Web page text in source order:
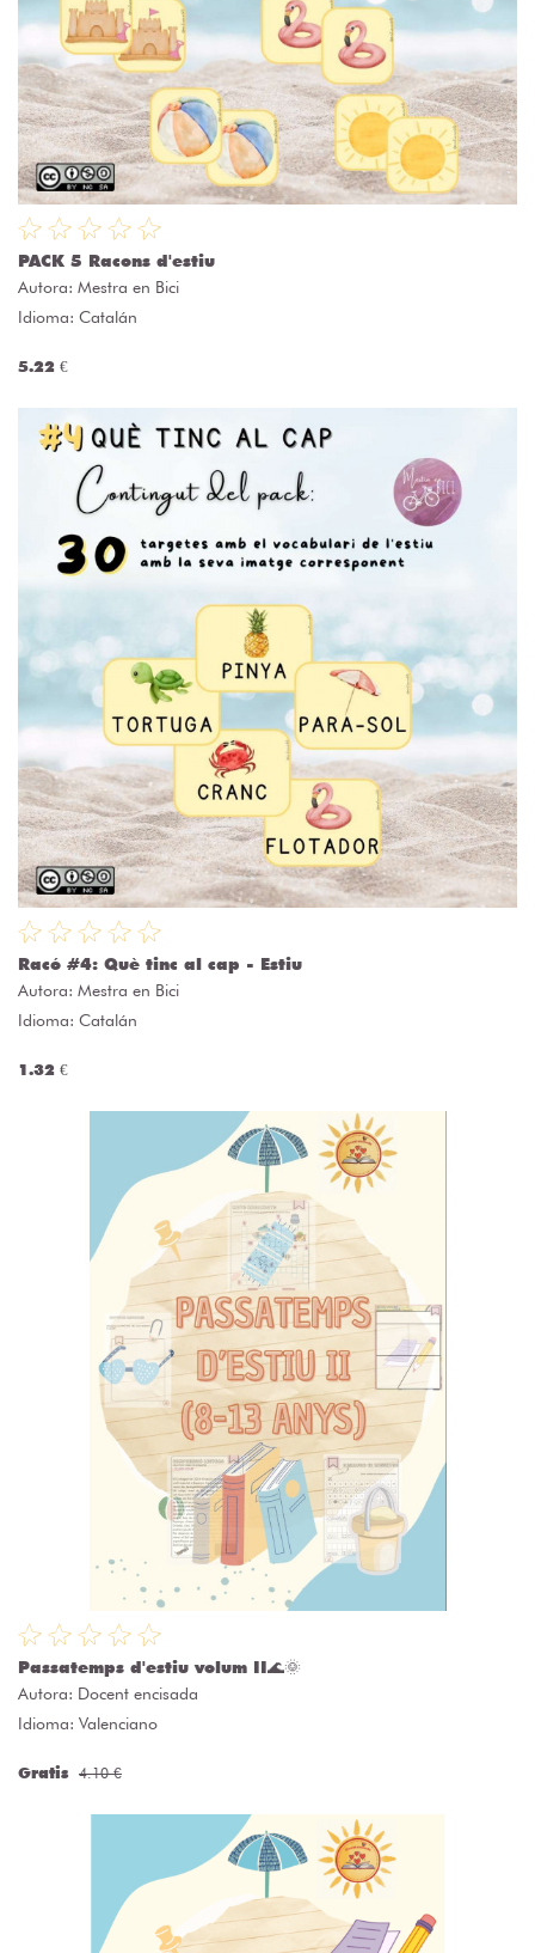
PACK 5 Racons d'estiu
Autora: Mestra en Bici
Idioma: Catalán
5.22 €
Racó #4: Què tinc al cap - Estiu
Autora: Mestra en Bici
Idioma: Catalán
1.32 €
Passatemps d'estiu volum II🌊🌞
Autora: Docent encisada
Idioma: Valenciano
Gratis 4.10 €